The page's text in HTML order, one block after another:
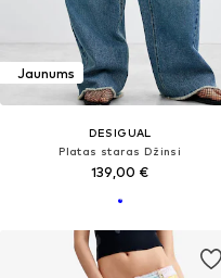
Jaunums
DESIGUAL
Platas staras Džinsi
139,00 €